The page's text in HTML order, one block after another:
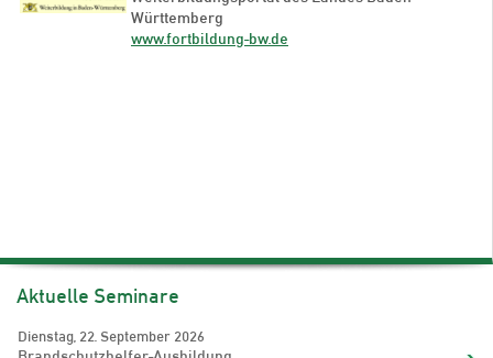
Württemberg
www.fortbildung-bw.de
Aktuelle Seminare
Dienstag, 22. September 2026